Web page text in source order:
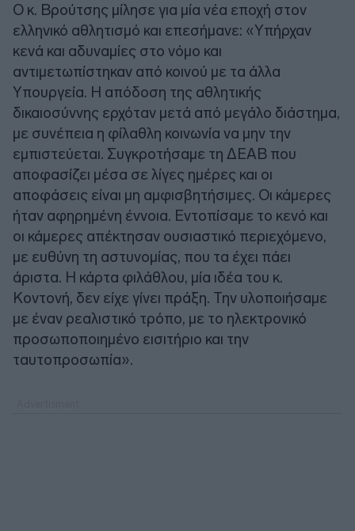
Ο κ. Βρούτσης μίλησε για μία νέα εποχή στον
ελληνικό αθλητισμό και επεσήμανε: «Υπήρχαν
κενά και αδυναμίες στο νόμο και
αντιμετωπίστηκαν από κοινού με τα άλλα
Υπουργεία. Η απόδοση της αθλητικής
δικαιοσύννης ερχόταν μετά από μεγάλο διάστημα,
με συνέπεια η φίλαθλη κοινωνία να μην την
εμπιστεύεται. Συγκροτήσαμε τη ΔΕΑΒ που
αποφασίζει μέσα σε λίγες ημέρες και οι
αποφάσεις είναι μη αμφισβητήσιμες. Οι κάμερες
ήταν αφηρημένη έννοια. Εντοπίσαμε το κενό και
οι κάμερες απέκτησαν ουσιαστικό περιεχόμενο,
με ευθύνη τη αστυνομίας, που τα έχει πάει
άριστα. Η κάρτα φιλάθλου, μία ιδέα του κ.
Κοντονή, δεν είχε γίνει πράξη. Την υλοποιήσαμε
με έναν ρεαλιστικό τρόπο, με το ηλεκτρονικό
προσωποποιημένο εισιτήριο και την
ταυτοπροσωπία».